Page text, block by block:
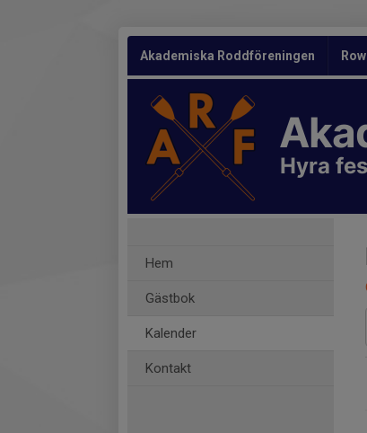
Akademiska Roddföreningen
Hyra
Hem
Gästbok
Kalender
Kontakt